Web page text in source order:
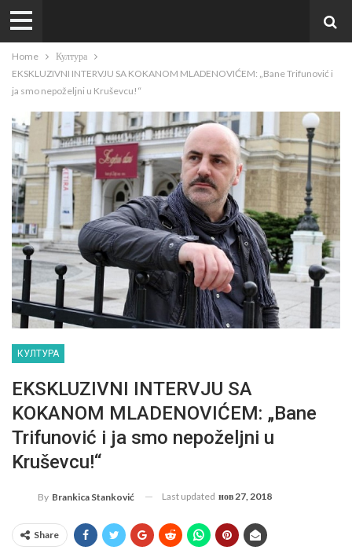
Home
Култура
EKSKLUZIVNI INTERVJU SA KOKANOM MLADENOVIĆEM: „Bane Trifunović i
ja smo nepoželjni u Kruševcu!“
КУЛТУРА
EKSKLUZIVNI INTERVJU SA
KOKANOM MLADENOVIĆEM: „Bane
Trifunović i ja smo nepoželjni u
Kruševcu!“
By Brankica Stanković Last updated нов 27, 2018
Share